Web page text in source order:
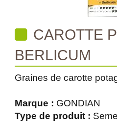
CAROTTE
BERLICUM
Graines de carotte
Marque : GONDIAN
Type de produit :